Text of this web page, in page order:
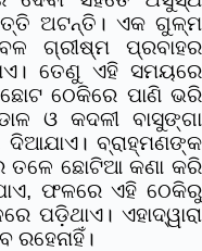
ଅଟନ୍ତି। ଏକ ଗୁଳ୍ମ
ଗ୍ରୀଷ୍ମ ପ୍ରବାହର
ତେଣୁ ଏହି ସମୟରେ
ଛୋଟ ଠେକିରେ ପାଣି ଭରି
ଓ କଦଳୀ ବାସୁଙ୍ଗା
ଦିଆଯାଏ। ବ୍ରାହ୍ମଣଙ୍କ
ତଳେ ଛୋଟିଆ କଣା କରି
ଫଳରେ ଏହି ଠେକିରୁ
ପଡ଼ିଥାଏ। ଏହାଦ୍ୱାରା
ରହେନାହିଁ।